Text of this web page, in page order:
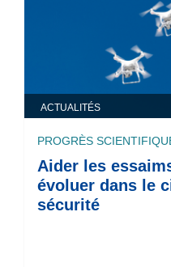
ACTUALITÉS
PROGRÈS
Aider les
évoluer dans le
sécurité